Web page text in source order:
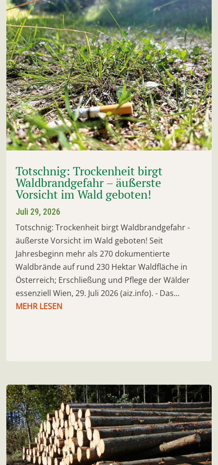
Totschnig: Trockenheit birgt
Waldbrandgefahr – äußerste
Vorsicht im Wald geboten!
Juli 29, 2026
Totschnig: Trockenheit birgt Waldbrandgefahr -
äußerste Vorsicht im Wald geboten! Seit
Jahresbeginn mehr als 270 dokumentierte
Waldbrände auf rund 230 Hektar Waldfläche in
Österreich; Erschließung und Pflege der Wälder
essenziell Wien, 29. Juli 2026 (aiz.info). - Das...
MEHR LESEN